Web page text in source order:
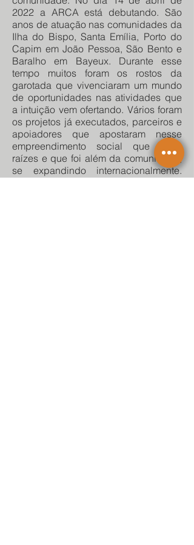
2022 a ARCA está debutando. São
anos de atuação nas comunidades da
Ilha do Bispo, Santa Emília, Porto do
Capim em João Pessoa, São Bento e
Baralho em Bayeux. Durante esse
tempo muitos foram os rostos da
garotada que vivenciaram um mundo
de oportunidades nas atividades que
a intuição vem ofertando. Vários foram
os projetos já executados, parceiros e
apoiadores que apostaram nesse
empreendimento social que criou
raízes e que foi além da comunidade,
se expandindo internacionalmente.